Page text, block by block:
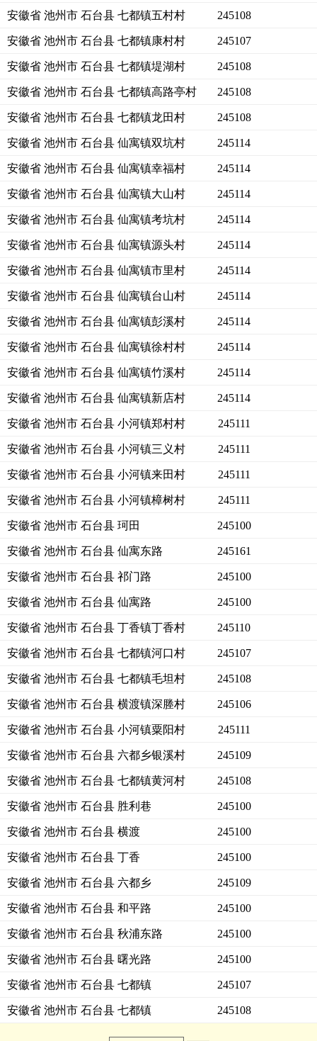
安徽省 池州市 石台县 七都镇五村村 245108
安徽省 池州市 石台县 七都镇康村村 245107
安徽省 池州市 石台县 七都镇堤湖村 245108
安徽省 池州市 石台县 七都镇高路亭村 245108
安徽省 池州市 石台县 七都镇龙田村 245108
安徽省 池州市 石台县 仙寓镇双坑村 245114
安徽省 池州市 石台县 仙寓镇幸福村 245114
安徽省 池州市 石台县 仙寓镇大山村 245114
安徽省 池州市 石台县 仙寓镇考坑村 245114
安徽省 池州市 石台县 仙寓镇源头村 245114
安徽省 池州市 石台县 仙寓镇市里村 245114
安徽省 池州市 石台县 仙寓镇台山村 245114
安徽省 池州市 石台县 仙寓镇彭溪村 245114
安徽省 池州市 石台县 仙寓镇徐村村 245114
安徽省 池州市 石台县 仙寓镇竹溪村 245114
安徽省 池州市 石台县 仙寓镇新店村 245114
安徽省 池州市 石台县 小河镇郑村村 245111
安徽省 池州市 石台县 小河镇三义村 245111
安徽省 池州市 石台县 小河镇来田村 245111
安徽省 池州市 石台县 小河镇樟树村 245111
安徽省 池州市 石台县 珂田 245100
安徽省 池州市 石台县 仙寓东路 245161
安徽省 池州市 石台县 祁门路 245100
安徽省 池州市 石台县 仙寓路 245100
安徽省 池州市 石台县 丁香镇丁香村 245110
安徽省 池州市 石台县 七都镇河口村 245107
安徽省 池州市 石台县 七都镇毛坦村 245108
安徽省 池州市 石台县 横渡镇深塍村 245106
安徽省 池州市 石台县 小河镇粟阳村 245111
安徽省 池州市 石台县 六都乡银溪村 245109
安徽省 池州市 石台县 七都镇黄河村 245108
安徽省 池州市 石台县 胜利巷 245100
安徽省 池州市 石台县 横渡 245100
安徽省 池州市 石台县 丁香 245100
安徽省 池州市 石台县 六都乡 245109
安徽省 池州市 石台县 和平路 245100
安徽省 池州市 石台县 秋浦东路 245100
安徽省 池州市 石台县 曙光路 245100
安徽省 池州市 石台县 七都镇 245107
安徽省 池州市 石台县 七都镇 245108